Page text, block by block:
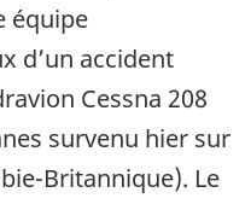
équipe
d’un accident
Cessna 208
survenu hier sur
Britannique). Le